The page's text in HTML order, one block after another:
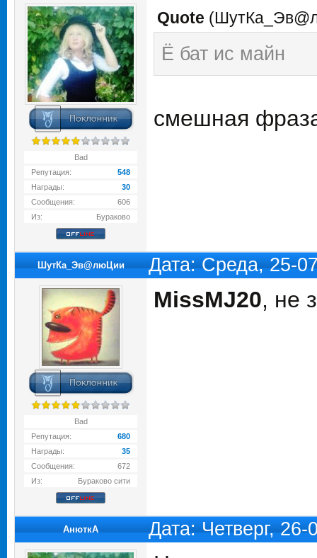
Bad
Репутация:
548
Награды:
30
Сообщения:
606
Из:
Бураково
Quote (
Ё бат ис майн
смешная
ШутКа_Эв@люЦии Дата: Среда, 25-
Bad
Репутация:
680
Награды:
35
Сообщения:
672
Из:
Бураково сити
MissMJ20, не
АнюткA Дата: Четверг,